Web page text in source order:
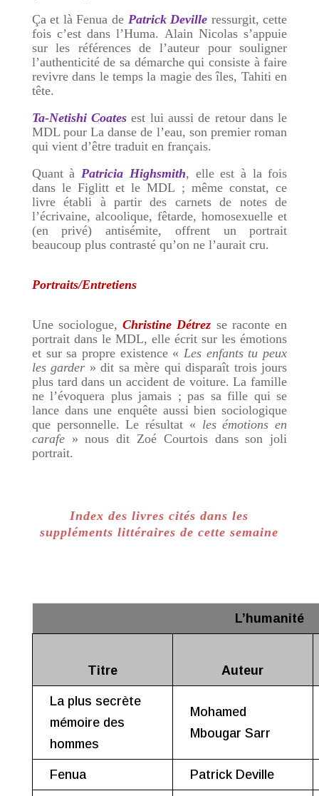
Ça et là Fenua de Patrick Deville ressurgit, cette
fois c’est dans l’Huma. Alain Nicolas s’appuie
sur les références de l’auteur pour souligner
l’authenticité de sa démarche qui consiste à faire
revivre dans le temps la magie des îles, Tahiti en
tête.
Ta-Netishi Coates est lui aussi de retour dans le
MDL pour La danse de l’eau, son premier roman
qui vient d’être traduit en français.
Quant à Patricia Highsmith, elle est à la fois
dans le Figlitt et le MDL ; même constat, ce
livre établi à partir des carnets de notes de
l’écrivaine, alcoolique, fêtarde, homosexuelle et
(en privé) antisémite, offrent un portrait
beaucoup plus contrasté qu’on ne l’aurait cru.
Portraits/Entretiens
Une sociologue,Christine Détrez se raconte en
portrait dans le MDL, elle écrit sur les émotions
et sur sa propre existence « Les enfants tu peux
les garder » dit sa mère qui disparaît trois jours
plus tard dans un accident de voiture. La famille
ne l’évoquera plus jamais ; pas sa fille qui se
lance dans une enquête aussi bien sociologique
que personnelle. Le résultat « les émotions en
carafe » nous dit Zoé Courtois dans son joli
portrait.
Index des livres cités dans les
suppléments littéraires de cette semaine
L’humanité
Titre Auteur
La plus secrète
mémoire des
hommes
Mohamed
Mbougar Sarr
Fenua Patrick Deville